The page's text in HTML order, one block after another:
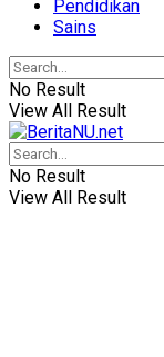
Pendidikan
Sains
No Result
View All Result
No Result
View All Result